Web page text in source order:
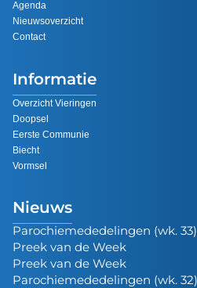
Agenda
Nieuwsoverzicht
Contact
Informatie
Overzicht Vieringen
Doopsel
Eerste Communie
Biecht
Vormsel
Nieuws
Parochiemededelingen (wk. 33)
Preek van de Week
Preek van de Week
Parochiemededelingen (wk. 32)